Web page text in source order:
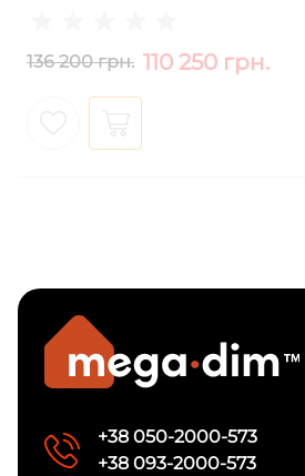
136 200 грн. 110 250 грн.
+38 050-2000-573
+38 093-2000-573